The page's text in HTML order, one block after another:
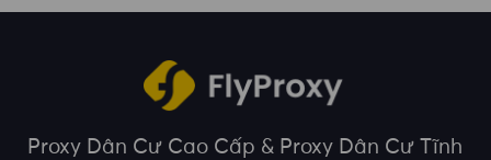
Proxy Dân Cư Cao Cấp & Proxy Dân Cư Tĩnh